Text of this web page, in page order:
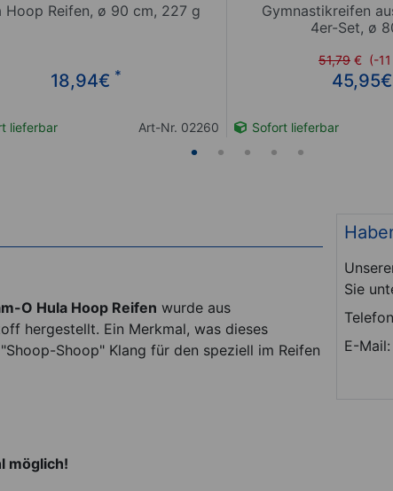
Hoop Reifen, ø 90 cm, 227 g
18,94€ *
lieferbar Art-Nr. 02260
Gymnastikreifen
4er-Set, ø
51,79 € (-
45,95€
Sofort lieferbar
O Hula Hoop Reifen wurde aus
hergestellt. Ein Merkmal, was dieses
Shoop" Klang für den speziell im Reifen
möglich!
Sie
E-Mail: